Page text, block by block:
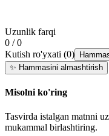
Uzunlik farqi
0 / 0
Kutish ro'yxati (0)
✨ Hammasini almashtirish
Misolni ko'ring
Tasvirda istalgan matnni
mukammal birlashtiring.